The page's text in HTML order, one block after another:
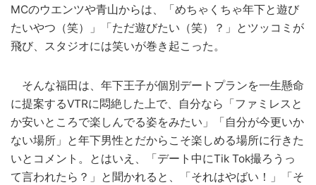
MCのウエンツや青山からは、「めちゃくちゃ年下と遊び
たいやつ（笑）」「ただ遊びたい（笑）？」とツッコミが
飛び、スタジオには笑いが巻き起こった。
そんな福田は、年下王子が個別デートプランを一生懸命
に提案するVTRに悶絶した上で、自分なら「ファミレスと
か安いところで楽しんでる姿をみたい」「自分が今更いか
ない場所」と年下男性とだからこそ楽しめる場所に行きた
いとコメント。とはいえ、「デート中にTik Tok撮ろうっ
て言われたら？」と聞かれると、「それはやばい！」「そ